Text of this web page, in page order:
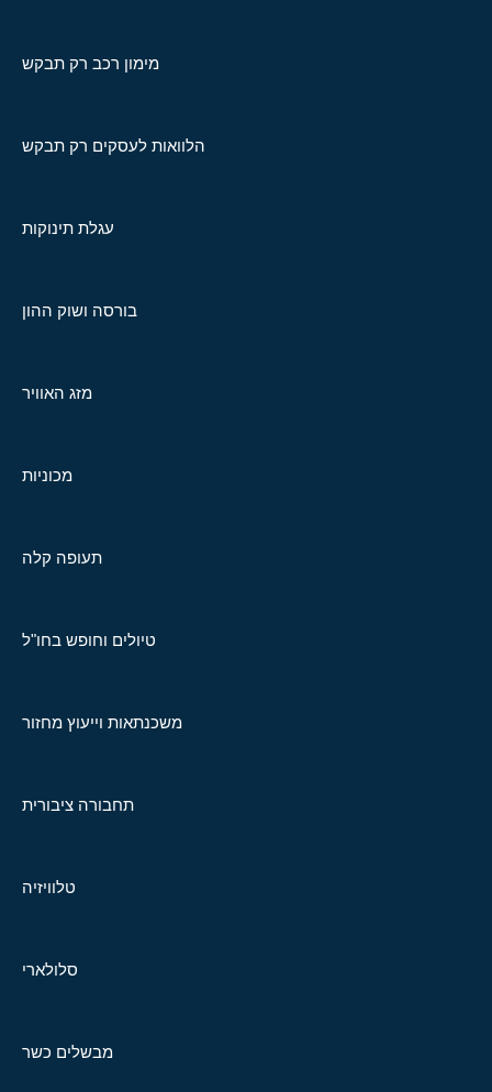
מימון רכב רק תבקש
הלוואות לעסקים רק תבקש
עגלת תינוקות
בורסה ושוק ההון
מזג האוויר
מכוניות
תעופה קלה
טיולים וחופש בחו"ל
משכנתאות וייעוץ מחזור
תחבורה ציבורית
טלוויזיה
סלולארי
מבשלים כשר